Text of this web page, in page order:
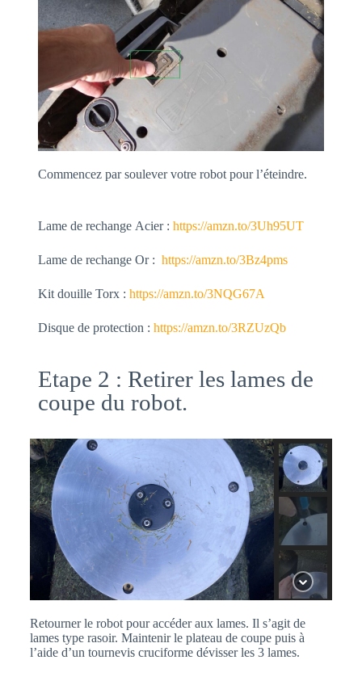
Commencez par soulever votre robot pour l’éteindre.
Lame de rechange Acier : https://amzn.to/3Uh95UT
Lame de rechange Or : https://amzn.to/3Bz4pms
Kit douille Torx : https://amzn.to/3NQG67A
Disque de protection : https://amzn.to/3RZUzQb
Etape 2 : Retirer les lames de
coupe du robot.
Retourner le robot pour accéder aux lames. Il s’agit de
lames type rasoir. Maintenir le plateau de coupe puis à
l’aide d’un tournevis cruciforme dévisser les 3 lames.